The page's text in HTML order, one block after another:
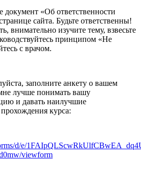
документ «Об ответственности
сайта. Будьте ответственны!
внимательно изучите тему, взвесьте
принципом «Не
с врачом.
заполните анкету о вашем
лучше понимать вашу
и давать наилучшие
курса:
d/e/
viewform